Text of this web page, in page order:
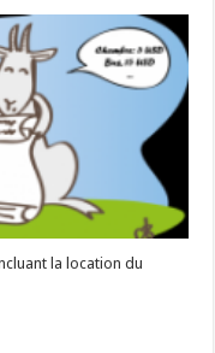
la location du